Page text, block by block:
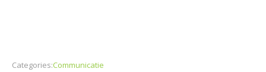
Categories:Communicatie